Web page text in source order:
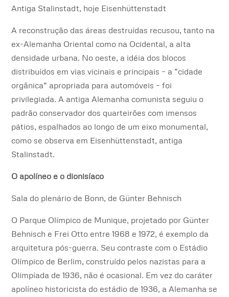
Antiga Stalinstadt, hoje Eisenhüttenstadt
A reconstrução das áreas destruídas recusou, tanto na
ex-Alemanha Oriental como na Ocidental, a alta
densidade urbana. No oeste, a idéia dos blocos
distribuídos em vias vicinais e principais – a “cidade
orgânica” apropriada para automóveis – foi
privilegiada. A antiga Alemanha comunista seguiu o
padrão conservador dos quarteirões com imensos
pátios, espalhados ao longo de um eixo monumental,
como se observa em Eisenhüttenstadt, antiga
Stalinstadt.
O apolíneo e o dionisíaco
Sala do plenário de Bonn, de Günter Behnisch
O Parque Olímpico de Munique, projetado por Günter
Behnisch e Frei Otto entre 1968 e 1972, é exemplo da
arquitetura pós-guerra. Seu contraste com o Estádio
Olímpico de Berlim, construído pelos nazistas para a
Olimpíada de 1936, não é ocasional. Em vez do caráter
apolíneo historicista do estádio de 1936, a Alemanha se